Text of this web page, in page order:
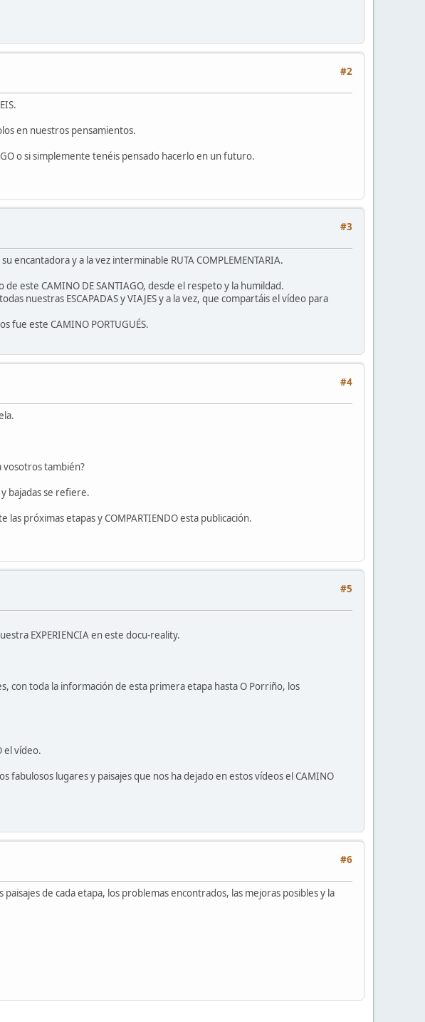
#2
en nuestros pensamientos.
o si simplemente tenéis pensado hacerlo en un futuro.
#3
encantadora y a la vez interminable RUTA COMPLEMENTARIA.
este CAMINO DE SANTIAGO, desde el respeto y la humildad.
nuestras ESCAPADAS y VIAJES y a la vez, que compartáis el vídeo para
fue este CAMINO PORTUGUÉS.
#4
vosotros también?
bajadas se refiere.
próximas etapas y COMPARTIENDO esta publicación.
#5
EXPERIENCIA en este docu-reality.
con toda la información de esta primera etapa hasta O Porriño, los
el vídeo.
fabulosos lugares y paisajes que nos ha dejado en estos vídeos el CAMINO
#6
de cada etapa, los problemas encontrados, las mejoras posibles y la